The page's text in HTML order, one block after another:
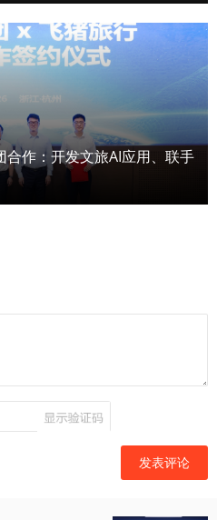
作：开发文旅AI应用、联手